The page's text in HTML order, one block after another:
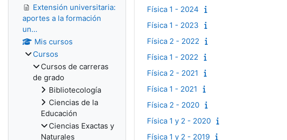
Física 1 - 2024
Física 1 - 2023
Física 2 - 2022
Física 1 - 2022
Física 2 - 2021
Física 1 - 2021
Física 2 - 2020
Física 1 y 2 - 2020
Física 1 y 2 - 2019
Extensión universitaria:
aportes a la formación
un...
Mis cursos
Cursos
Cursos de carreras
de grado
Bibliotecología
Ciencias de la
Educación
Ciencias Exactas y
Naturales